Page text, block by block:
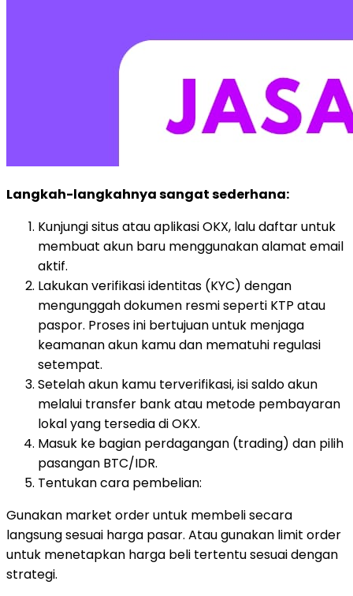
Langkah-langkahnya sangat sederhana:
Kunjungi situs atau aplikasi OKX, lalu daftar untuk
membuat akun baru menggunakan alamat email
aktif.
Lakukan verifikasi identitas (KYC) dengan
mengunggah dokumen resmi seperti KTP atau
paspor. Proses ini bertujuan untuk menjaga
keamanan akun kamu dan mematuhi regulasi
setempat.
Setelah akun kamu terverifikasi, isi saldo akun
melalui transfer bank atau metode pembayaran
lokal yang tersedia di OKX.
Masuk ke bagian perdagangan (trading) dan pilih
pasangan BTC/IDR.
Tentukan cara pembelian:
Gunakan market order untuk membeli secara
langsung sesuai harga pasar. Atau gunakan limit order
untuk menetapkan harga beli tertentu sesuai dengan
strategi.